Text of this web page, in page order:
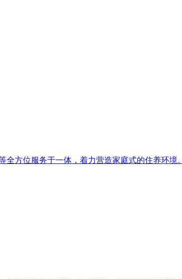
方位服务于一体，着力营造家庭式的住养环境。